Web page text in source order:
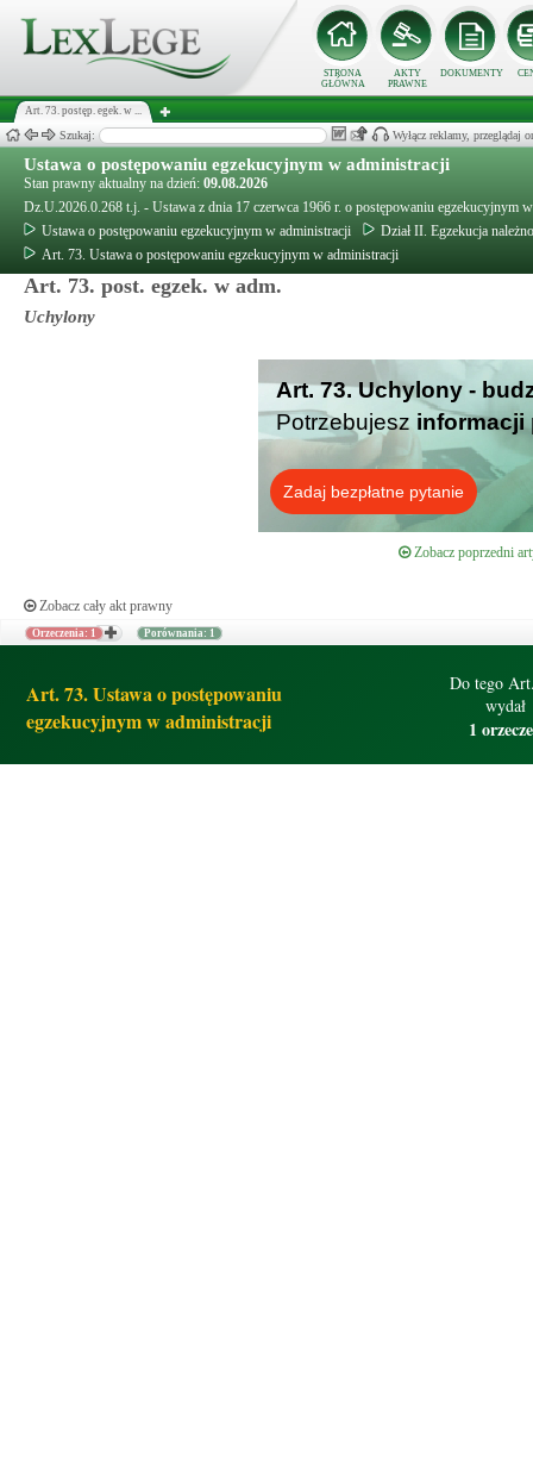
STRONA
GŁÓWNA
AKTY
PRAWNE
DOKUMENTY
Art. 73. postęp. egek. w ...
Szukaj: Wyłącz reklamy, przeglądaj
Ustawa o postępowaniu egzekucyjnym w administracji
Stan prawny aktualny na dzień: 09.08.2026
Dz.U.2026.0.268 t.j. - Ustawa z dnia 17 czerwca 1966 r. o postępowaniu egzekucyjnym
Ustawa o postępowaniu egzekucyjnym w administracji
Dział II. Egzekucja
Art. 73. Ustawa o postępowaniu egzekucyjnym w administracji
Art. 73. post. egzek. w adm.
Uchylony
Art. 73. Uchylony -
Potrzebujesz informacji
Zadaj bezpłatne pytanie
Zobacz poprzedni
Zobacz cały akt prawny
Orzeczenia: 1 Porównania: 1
Art. 73. Ustawa o postępowaniu
egzekucyjnym w administracji
Do tego
wydał
1